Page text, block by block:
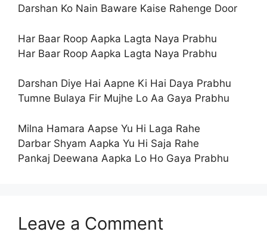
Darshan Ko Nain Baware Kaise Rahenge Door
Har Baar Roop Aapka Lagta Naya Prabhu
Har Baar Roop Aapka Lagta Naya Prabhu
Darshan Diye Hai Aapne Ki Hai Daya Prabhu
Tumne Bulaya Fir Mujhe Lo Aa Gaya Prabhu
Milna Hamara Aapse Yu Hi Laga Rahe
Darbar Shyam Aapka Yu Hi Saja Rahe
Pankaj Deewana Aapka Lo Ho Gaya Prabhu
Leave a Comment